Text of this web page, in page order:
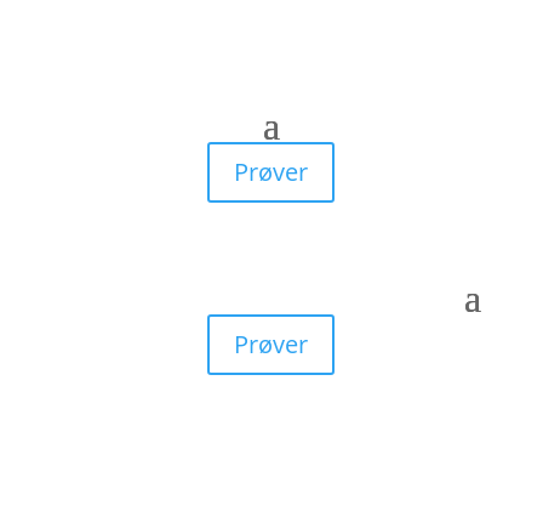
Prøver
Prøver